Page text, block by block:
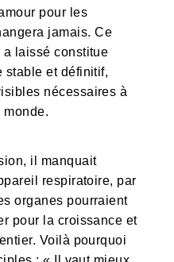
pour les
jamais. Ce
laissé constitue
stable et définitif,
nécessaires à
il manquait
respiratoire, par
organes pourraient
pour la croissance et
Voilà pourquoi